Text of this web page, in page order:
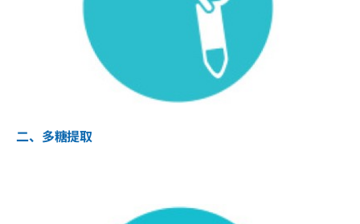
二、多糖提取